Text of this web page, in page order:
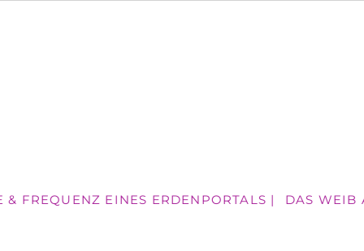
FREQUENZ EINES ERDENPORTALS | DAS WEIB